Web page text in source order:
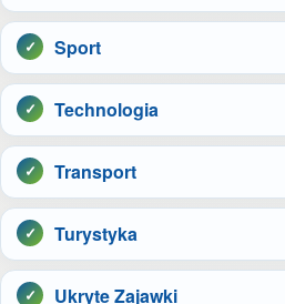
Sport
Technologia
Transport
Turystyka
Ukryte Zajawki